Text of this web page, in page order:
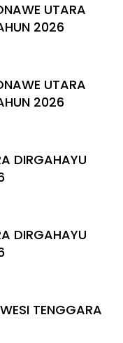
UTARA
2026
UTARA
2026
DIRGAHAYU
DIRGAHAYU
TENGGARA